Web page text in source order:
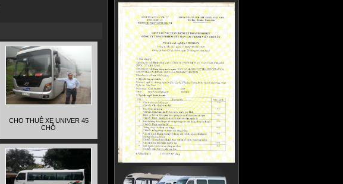
CHO THUÊ XE UNIVER 45
CHỖ